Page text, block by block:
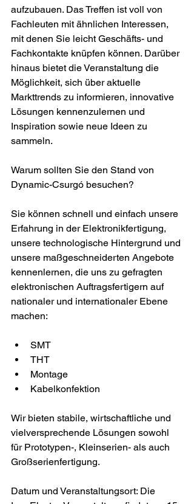
aufzubauen. Das Treffen ist voll von
Fachleuten mit ähnlichen Interessen,
mit denen Sie leicht Geschäfts- und
Fachkontakte knüpfen können. Darüber
hinaus bietet die Veranstaltung die
Möglichkeit, sich über aktuelle
Markttrends zu informieren, innovative
Lösungen kennenzulernen und
Inspiration sowie neue Ideen zu
sammeln.
Warum sollten Sie den Stand von
Dynamic-Csurgó besuchen?
Sie können schnell und einfach unsere
Erfahrung in der Elektronikfertigung,
unsere technologische Hintergrund und
unsere maßgeschneiderten Angebote
kennenlernen, die uns zu gefragten
elektronischen Auftragsfertigern auf
nationaler und internationaler Ebene
machen:
SMT
THT
Montage
Kabelkonfektion
Wir bieten stabile, wirtschaftliche und
vielversprechende Lösungen sowohl
für Prototypen-, Kleinserien- als auch
Großserienfertigung.
Datum und Veranstaltungsort: Die